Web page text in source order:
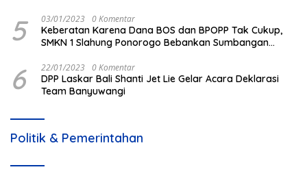
5 03/01/2023 0 Komentar
Keberatan Karena Dana BOS dan BPOPP Tak Cukup,
SMKN 1 Slahung Ponorogo Bebankan Sumbangan
6 22/01/2023 0 Komentar
DPP Laskar Bali Shanti Jet Lie Gelar Acara Deklarasi
Team Banyuwangi
Politik & Pemerintahan